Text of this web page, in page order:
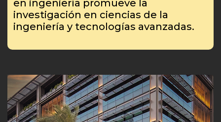
en ingeniería promueve la
investigación en ciencias de la
ingeniería y tecnologías avanzadas.